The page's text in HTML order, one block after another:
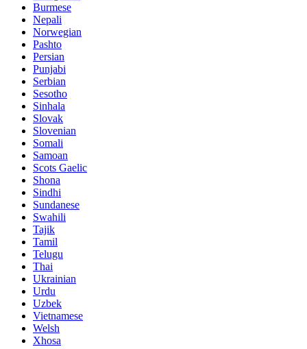
Burmese
Nepali
Norwegian
Pashto
Persian
Punjabi
Serbian
Sesotho
Sinhala
Slovak
Slovenian
Somali
Samoan
Scots Gaelic
Shona
Sindhi
Sundanese
Swahili
Tajik
Tamil
Telugu
Thai
Ukrainian
Urdu
Uzbek
Vietnamese
Welsh
Xhosa